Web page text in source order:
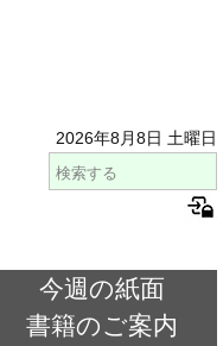
2026年8月8日 土曜日
今週の紙面
書籍のご案内